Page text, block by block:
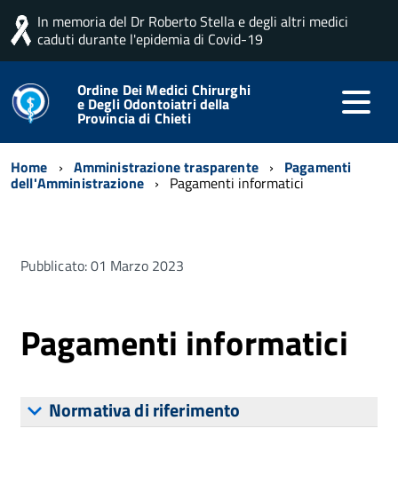
In memoria del Dr Roberto Stella e degli altri medici
caduti durante l'epidemia di Covid-19
Ordine Dei Medici Chirurghi
e Degli Odontoiatri della
Provincia di Chieti
Home Amministrazione trasparente Pagamenti
dell'Amministrazione Pagamenti informatici
Pubblicato: 01 Marzo 2023
Pagamenti informatici
Normativa di riferimento